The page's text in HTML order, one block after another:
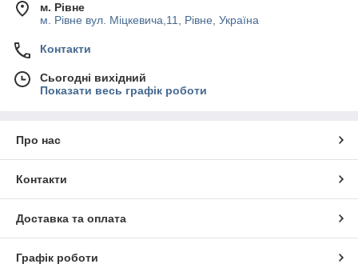
м. Рівне
м. Рівне вул. Міцкевича,11, Рівне, Україна
Контакти
Сьогодні вихідний
Показати весь графік роботи
Про нас
Контакти
Доставка та оплата
Графік роботи